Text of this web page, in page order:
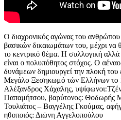
Ο διαχρονικός αγώνας του
βασικών δικαιωμάτων του, μέχρι να
το κεντρικό θέμα. Η συλλογική
είναι ο πολυπόθητος στόχος. Ο
δυνάμεων δημιουργεί την πλοκή
Μεγάλο Ξεσηκωμό τών Ελλήνων το
Αλέξανδρος Χάχαλης,
Παπαμήτσου, βαρύτονος: Θοδωρής
Τουλιάτος – Βαγγέλης Γκούμας,
ηθοποιός: Διώνη Αγγελοπούλου